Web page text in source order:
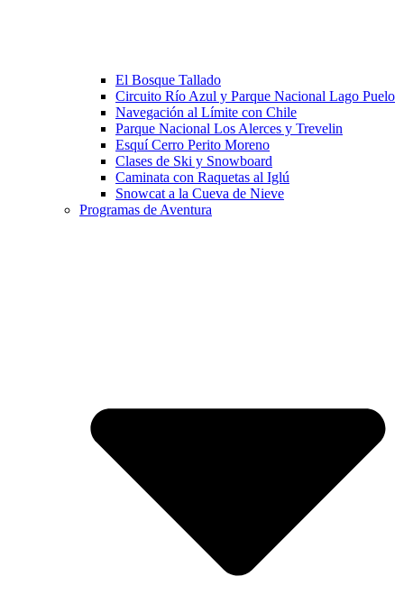
El Bosque Tallado
Circuito Río Azul y Parque Nacional Lago Puelo
Navegación al Límite con Chile
Parque Nacional Los Alerces y Trevelin
Esquí Cerro Perito Moreno
Clases de Ski y Snowboard
Caminata con Raquetas al Iglú
Snowcat a la Cueva de Nieve
Programas de Aventura